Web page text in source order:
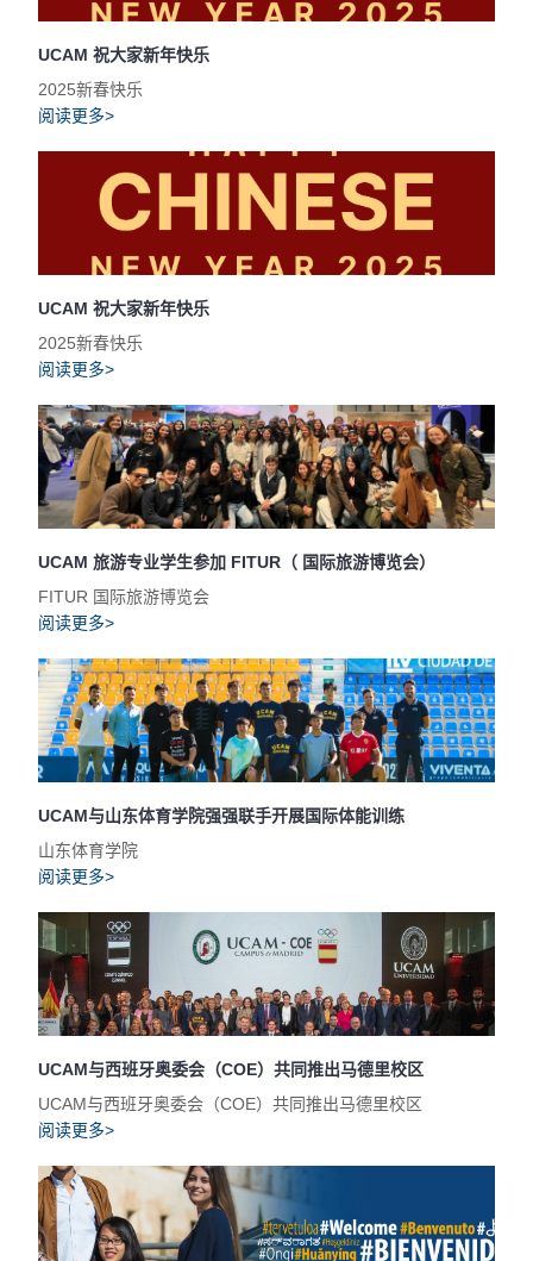
UCAM 祝大家新年快乐
2025新春快乐
阅读更多>
UCAM 祝大家新年快乐
2025新春快乐
阅读更多>
UCAM 旅游专业学生参加 FITUR（ 国际旅游博览会）
FITUR 国际旅游博览会
阅读更多>
UCAM与山东体育学院强强联手开展国际体能训练
山东体育学院
阅读更多>
UCAM与西班牙奥委会（COE）共同推出马德里校区
UCAM与西班牙奥委会（COE）共同推出马德里校区
阅读更多>